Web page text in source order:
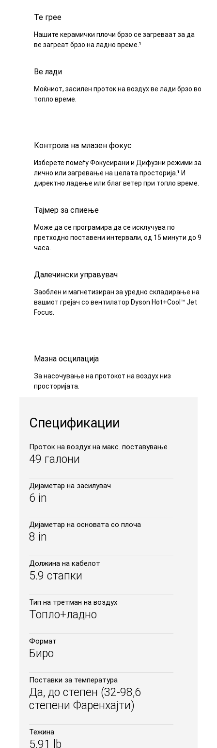
Те грее
Нашите керамички плочи брзо се загреваат за да
ве загреат брзо на ладно време.¹
Ве лади
Моќниот, засилен проток на воздух ве лади брзо во
топло време.
Контрола на млазен фокус
Изберете помеѓу Фокусирани и Дифузни режими за
лично или загревање на целата просторија.¹ И
директно ладење или благ ветер при топло време.
Тајмер за спиење
Може да се програмира да се исклучува по
претходно поставени интервали, од 15 минути до 9
часа.
Далечински управувач
Заоблен и магнетизиран за уредно складирање на
вашиот грејач со вентилатор Dyson Hot+Cool™ Jet
Focus.
Мазна осцилација
За насочување на протокот на воздух низ
просторијата.
Спецификации
Проток на воздух на макс. поставување
49 галони
Дијаметар на засилувач
6 in
Дијаметар на основата со плоча
8 in
Должина на кабелот
5.9 стапки
Тип на третман на воздух
Топло+ладно
Формат
Биро
Поставки за температура
Да, до степен (32-98,6
степени Фаренхајти)
Тежина
5.91 lb